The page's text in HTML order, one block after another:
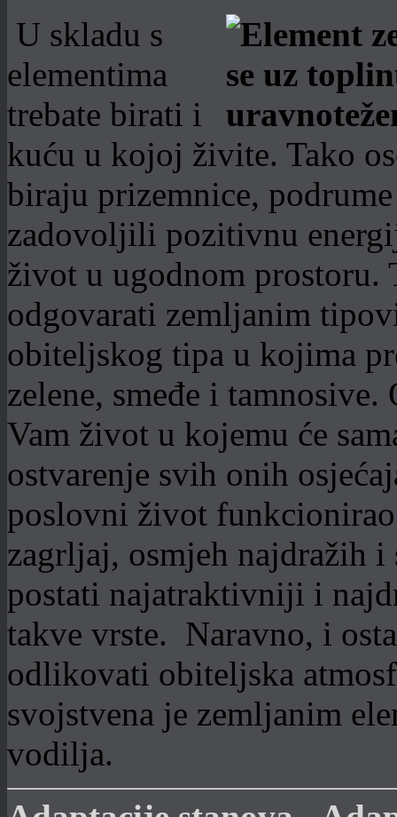
U skladu s
elementima
trebate birati i
kuću u kojoj živite. Tako
biraju prizemnice,
zadovoljili pozitivnu
život u ugodnom prostoru.
odgovarati zemljanim
obiteljskog tipa u kojima
zelene, smeđe i
Vam život u kojemu će
ostvarenje svih onih
poslovni život
zagrljaj, osmjeh najdražih i
postati najatraktivniji i
takve vrste. Naravno, i
odlikovati obiteljska
svojstvena je zemljanim
vodilja.